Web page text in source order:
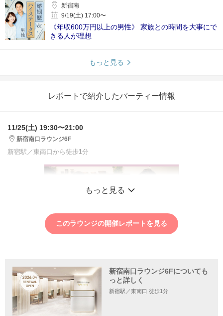
新宿南
9/19(土) 17:00〜
《年収600万円以上の男性》 家族との時間を大事にで
きる人が理想
もっと見る
レポートで紹介したパーティー情報
11/25(土) 19:30〜21:00
新宿南口ラウンジ6F
新宿駅／東南口から徒歩1分
もっと見る
このラウンジの開催レポートを見る
新宿南口ラウンジ6Fについても
っと詳しく
新宿駅／東南口 徒歩1分